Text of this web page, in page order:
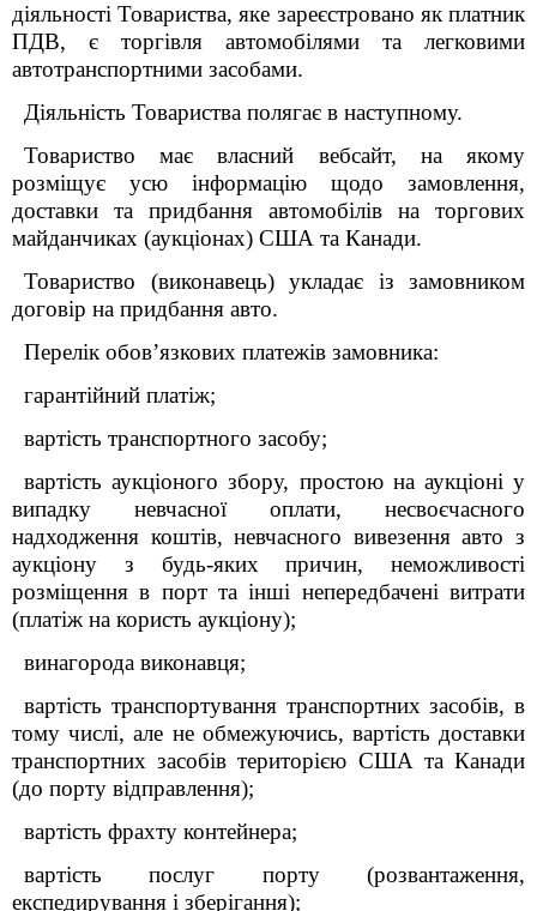
діяльності Товариства, яке зареєстровано як платник
ПДВ, є торгівля автомобілями та легковими
автотранспортними засобами.
Діяльність Товариства полягає в наступному.
Товариство має власний вебсайт, на якому
розміщує усю інформацію щодо замовлення,
доставки та придбання автомобілів на торгових
майданчиках (аукціонах) США та Канади.
Товариство (виконавець) укладає із замовником
договір на придбання авто.
Перелік обов’язкових платежів замовника:
гарантійний платіж;
вартість транспортного засобу;
вартість аукціоного збору, простою на аукціоні у
випадку невчасної оплати, несвоєчасного
надходження коштів, невчасного вивезення авто з
аукціону з будь-яких причин, неможливості
розміщення в порт та інші непередбачені витрати
(платіж на користь аукціону);
винагорода виконавця;
вартість транспортування транспортних засобів, в
тому числі, але не обмежуючись, вартість доставки
транспортних засобів територією США та Канади
(до порту відправлення);
вартість фрахту контейнера;
вартість послуг порту (розвантаження,
експедирування і зберігання);